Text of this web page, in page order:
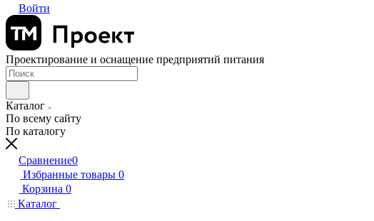
Войти
Проектирование и оснащение предприятий питания
Каталог
По всему сайту
По каталогу
Сравнение0
Избранные товары 0
Корзина 0
Каталог